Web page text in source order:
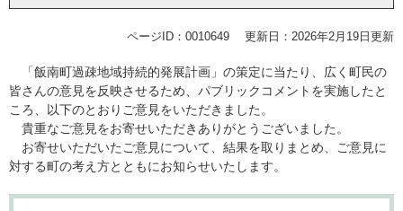
ページID：0010649 更新日：2026年2月19日更新
「飯南町過疎地域持続的発展計画」の策定に当たり、広く町民の
皆さんの意見を反映させるため、パブリックコメントを実施したと
ころ、以下のとおりご意見をいただきました。
貴重なご意見をお寄せいただきありがとうございました。
お寄せいただいたご意見について、結果を取りまとめ、ご意見に
対する町の考え方とともにお知らせいたします。